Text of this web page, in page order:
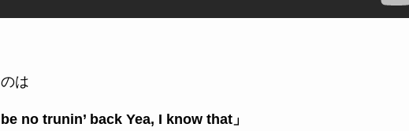
は
be no trunin’ back Yea, I know that」